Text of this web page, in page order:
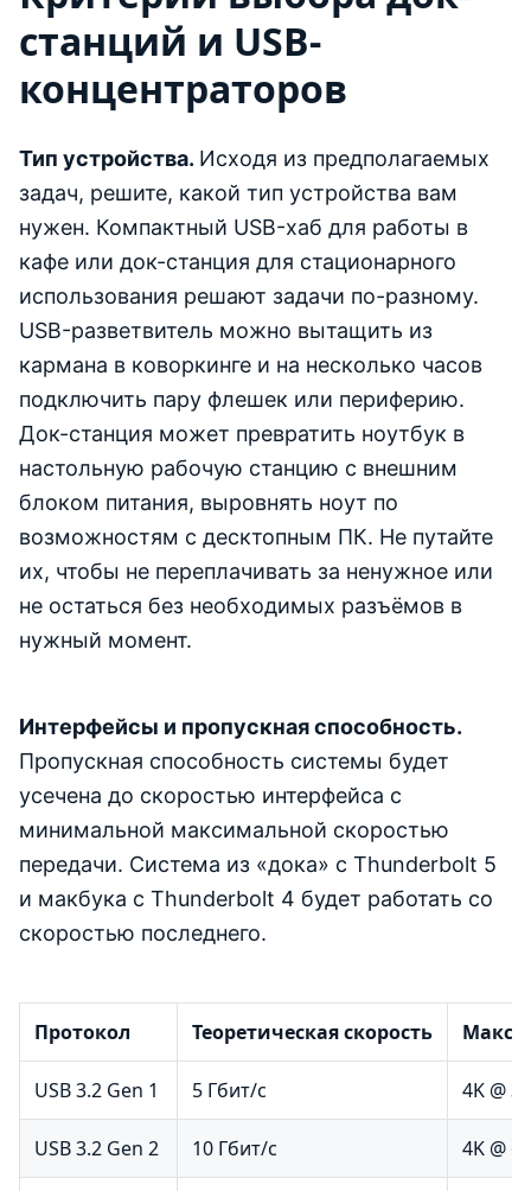
станций и USB-
концентраторов
Тип устройства. Исходя из предполагаемых
задач, решите, какой тип устройства вам
нужен. Компактный USB-хаб для работы в
кафе или док-станция для стационарного
использования решают задачи по-разному.
USB-разветвитель можно вытащить из
кармана в коворкинге и на несколько часов
подключить пару флешек или периферию.
Док-станция может превратить ноутбук в
настольную рабочую станцию с внешним
блоком питания, выровнять ноут по
возможностям с десктопным ПК. Не путайте
их, чтобы не переплачивать за ненужное или
не остаться без необходимых разъёмов в
нужный момент.
Интерфейсы и пропускная способность.
Пропускная способность системы будет
усечена до скоростью интерфейса с
минимальной максимальной скоростью
передачи. Система из «дока» с Thunderbolt 5
и макбука с Thunderbolt 4 будет работать со
скоростью последнего.
Протокол Теоретическая скорость Макс.
USB 3.2 Gen 1 5 Гбит/с 4K @
USB 3.2 Gen 2 10 Гбит/с 4K @